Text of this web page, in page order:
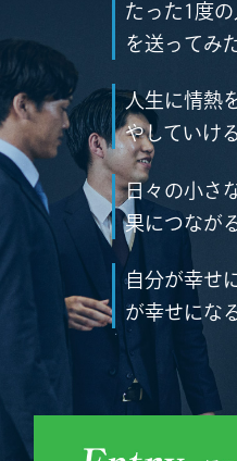
たった1度
を送ってみ
人生に情熱
やしていけ
日々の小さ
果につなが
自分が幸せ
が幸せにな